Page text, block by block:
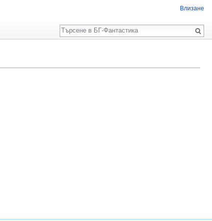
Влизане
Търсене